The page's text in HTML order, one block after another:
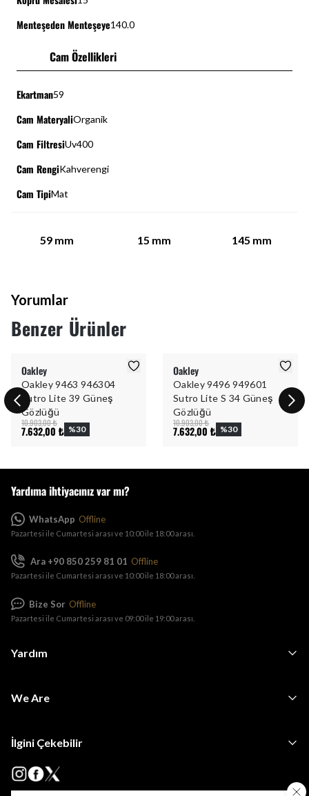
Menteşeden Menteşeye140.0
Cam Özellikleri
Ekartman59
Cam MateryaliOrganik
Cam FiltresiUv400
Cam RengiKahverengi
Cam TipiMat
59 mm 15 mm 145 mm
Yorumlar
Benzer Ürünler
Oakley
Oakley 9463 946304
Sutro Lite 39 Güneş
Gözlüğü
10.903,00 ₺
7.632,00 ₺ %30
Oakley
Oakley 9496 949601
Sutro Lite S 34 Güneş
Gözlüğü
10.903,00 ₺
7.632,00 ₺ %30
Yardım
We Are
İlgini Çekebilir
Yardıma ihtiyacınız var mı?
WhatsApp Offline
Pazartesi ile Cumartesi arası ve 10:00 ile 18:00 arası.
Ara +90 850 259 81 01 Offline
Pazartesi ile Cumartesi arası ve 10:00 ile 18:00 arası.
Bize Sor Offline
Pazartesi ile Cumartesi arası ve 09:00 ile 19:00 arası.